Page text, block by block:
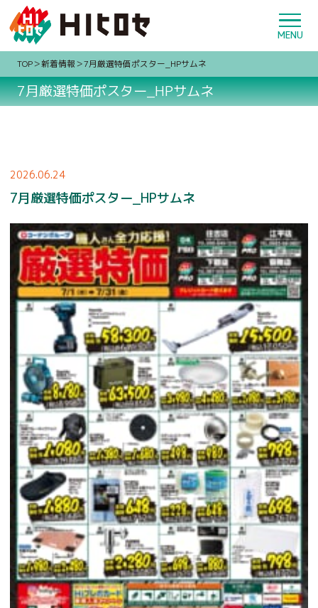
TOP 新着情報 7月厳選特価ポスター_HPサムネ
7月厳選特価ポスター_HPサムネ
2026.06.24
7月厳選特価ポスター_HPサムネ